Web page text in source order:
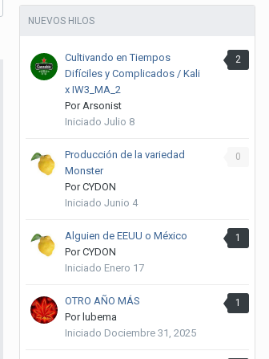
NUEVOS HILOS
2
Cultivando en Tiempos
Difíciles y Complicados / Kali
x IW3_MA_2
PorArsonist
Iniciado Julio 8
0
Producción de la variedad
Monster
PorCYDON
Iniciado Junio 4
1
Alguien de EEUU o México
PorCYDON
Iniciado Enero 17
1
OTRO AÑO MÁS
Por lubema
Iniciado Dociembre 31, 2025